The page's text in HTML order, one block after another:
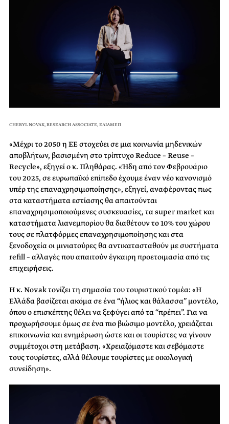
CHERYL NOVAK, RESEARCH ASSOCIATE, ΕΛΙΑΜΕΠ
«Μέχρι το 2050 η ΕΕ στοχεύει σε μια κοινωνία μηδενικών
αποβλήτων, βασισμένη στο τρίπτυχο Reduce – Reuse –
Recycle», εξηγεί ο κ. Πληθάρας. «Ήδη από τον Φεβρουάριο
του 2025, σε ευρωπαϊκό επίπεδο έχουμε έναν νέο κανονισμό
υπέρ της επαναχρησιμοποίησης», εξηγεί, αναφέροντας πως
στα καταστήματα εστίασης θα απαιτούνται
επαναχρησιμοποιούμενες συσκευασίες, τα super market και
καταστήματα λιανεμπορίου θα διαθέτουν το 10% του χώρου
τους σε πλατφόρμες επαναχρησιμοποίησης και στα
ξενοδοχεία οι μινιατούρες θα αντικατασταθούν με συστήματα
refill – αλλαγές που απαιτούν έγκαιρη προετοιμασία από τις
επιχειρήσεις.
Η κ. Novak τονίζει τη σημασία του τουριστικού τομέα: «Η
Ελλάδα βασίζεται ακόμα σε ένα “ήλιος και θάλασσα” μοντέλο,
όπου ο επισκέπτης θέλει να ξεφύγει από τα “πρέπει”. Για να
προχωρήσουμε όμως σε ένα πιο βιώσιμο μοντέλο, χρειάζεται
επικοινωνία και ενημέρωση ώστε και οι τουρίστες να γίνουν
συμμέτοχοι στη μετάβαση. «Χρειαζόμαστε και σεβόμαστε
τους τουρίστες, αλλά θέλουμε τουρίστες με οικολογική
συνείδηση».